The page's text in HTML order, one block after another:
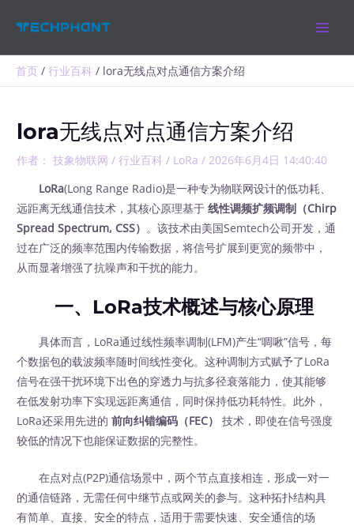
首页 行业百科 lora无线点对点通信方案介绍
lora无线点对点通信方案介绍
作者： 技象物联网/行业百科 / LoRa /2026年6月4日 14:40:40
LoRa(Long Range Radio)是一种专为物联网设计的低功耗、
远距离无线通信技术，其核心原理基于线性调频扩频调制（Chirp
Spread Spectrum, CSS） ‍。该技术由美国Semtech公司开发，通
过在广泛的频率范围内传输数据，将信号扩展到更宽的频带中，
从而显著增强了抗噪声和干扰的能力。
一、LoRa技术概述与核心原理
具体而言，LoRa通过线性频率调制(LFM)产生“啁啾”信号，每
个数据包的载波频率随时间线性变化。这种调制方式赋予了LoRa
信号在强干扰环境下出色的穿透力与抗多径衰落能力，使其能够
在低发射功率下实现远距离通信，同时保持低功耗特性。此外，
LoRa还采用先进的前向纠错编码（FEC）
‍ 技术，即使在信号强度
较低的情况下也能保证数据的完整性。
在点对点(P2P)通信场景中，两个节点直接相连，形成一对一
的通信链路，无需任何中继节点或网关的参与。这种拓扑结构具
有简单、直接、安全的特点，适用于需要快速、安全通信的场